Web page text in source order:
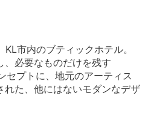
市内のブティックホテル。
、必要なものだけを残す
セプトに、地元のアーティス
れた、他にはないモダンなデザ